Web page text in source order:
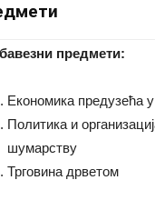
предмети:
Економика предузећа
Политика и
шумарству
Трговина дрветом